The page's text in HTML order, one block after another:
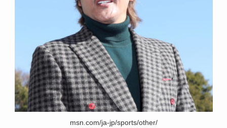
msn.com/ja-jp/sports/other/